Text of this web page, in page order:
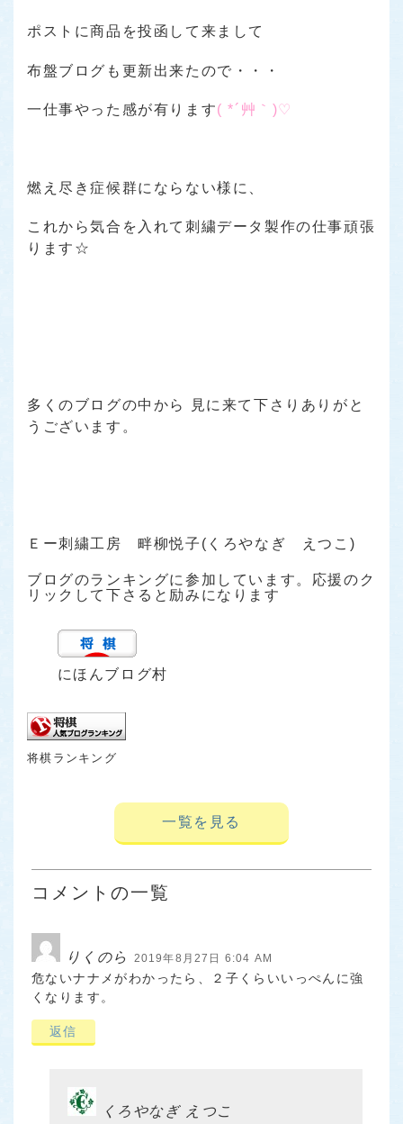
ポストに商品を投函して来まして
布盤ブログも更新出来たので・・・
一仕事やった感が有ります( *´艸｀)♡
燃え尽き症候群にならない様に、
これから気合を入れて刺繍データ製作の仕事頑張
ります☆
多くのブログの中から 見に来て下さりありがと
うございます。
Ｅー刺繍工房 畔柳悦子(くろやなぎ えつこ)
ブログのランキングに参加しています。応援のク
リックして下さると励みになります
にほんブログ村
将棋ランキング
一覧を見る
コメントの一覧
りくのら 2019年8月27日 6:04 AM
危ないナナメがわかったら、２子くらいいっぺんに強
くなります。
返信
くろやなぎ えつこ